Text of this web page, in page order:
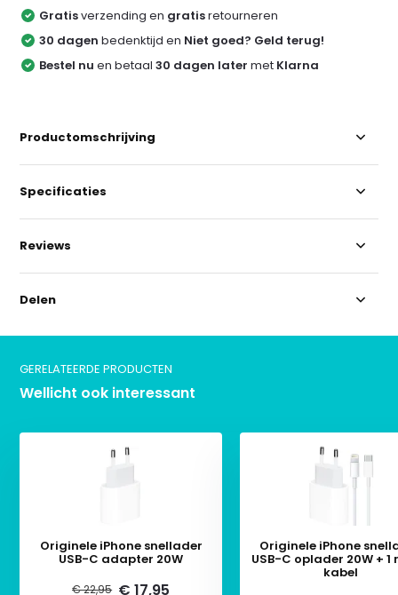
Gratisverzending en gratisretourneren
30 dagen bedenktijd en Niet goed? Geld terug!
Bestel nu en betaal30 dagen later met Klarna
Productomschrijving
Specificaties
Reviews
Delen
GERELATEERDE PRODUCTEN
Wellicht ook interessant
Originele iPhone snellader
USB-C adapter 20W
€ 22,95 € 17,95
Originele iPhone
USB-C oplader 20W + 1
kabel